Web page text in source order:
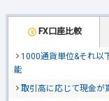
FX口座比較
1000通貨単位&それ以
能
取引高に応じて現金が